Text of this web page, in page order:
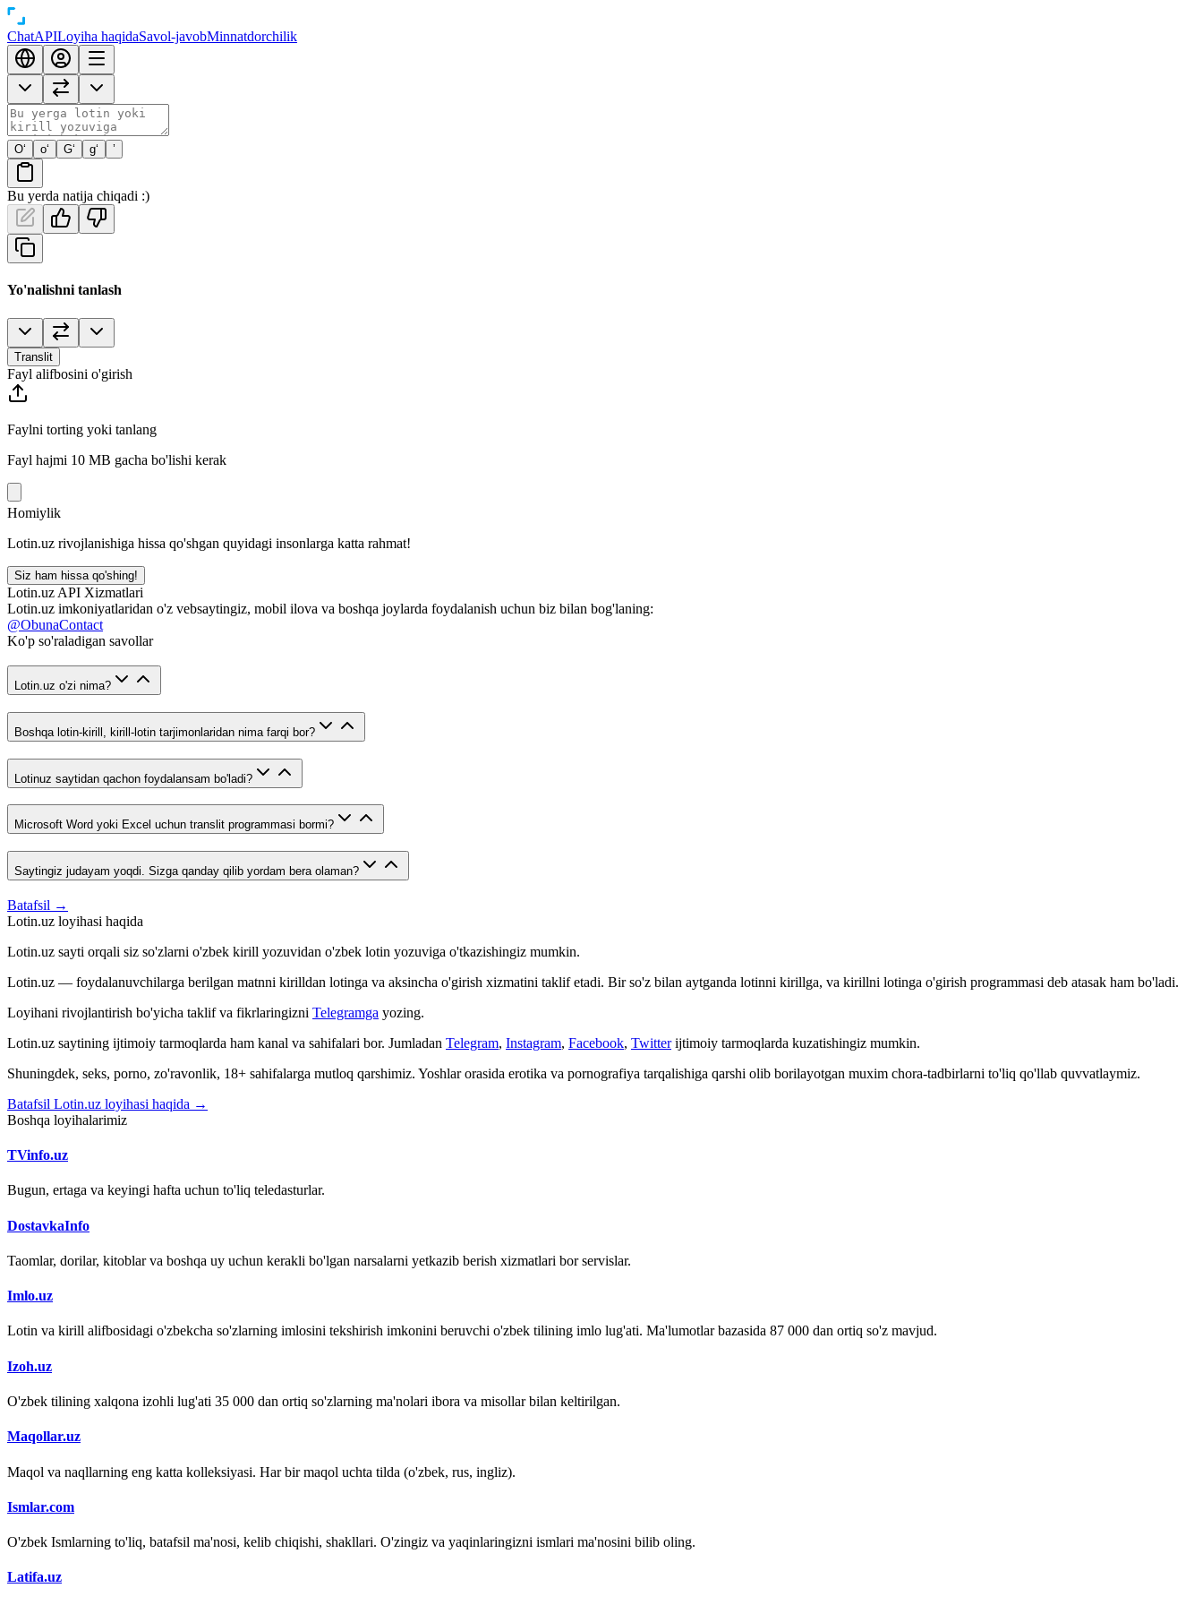
ChatAPILoyiha haqidaSavol-javobMinnatdorchilik
O‘ o‘ G‘ g‘ ’
Bu yerda natija chiqadi :)
Yo'nalishni tanlash
Translit
Fayl alifbosini o'girish
Faylni torting yoki tanlang
Fayl hajmi 10 MB gacha bo'lishi kerak
Homiylik
Lotin.uz rivojlanishiga hissa qo'shgan quyidagi insonlarga katta rahmat!
Siz ham hissa qo'shing!
Lotin.uz API Xizmatlari
Lotin.uz imkoniyatlaridan o'z vebsaytingiz, mobil ilova va boshqa joylarda foydalanish uchun biz bilan bog'laning:
@ObunaContact
Ko'p so'raladigan savollar
Lotin.uz o'zi nima?
Boshqa lotin-kirill, kirill-lotin tarjimonlaridan nima farqi bor?
Lotinuz saytidan qachon foydalansam bo'ladi?
Microsoft Word yoki Excel uchun translit programmasi bormi?
Saytingiz judayam yoqdi. Sizga qanday qilib yordam bera olaman?
Batafsil →
Lotin.uz loyihasi haqida
Lotin.uz sayti orqali siz so'zlarni o'zbek kirill yozuvidan o'zbek lotin yozuviga o'tkazishingiz mumkin.
Lotin.uz — foydalanuvchilarga berilgan matnni kirilldan lotinga va aksincha o'girish xizmatini taklif etadi. Bir so'z bilan aytganda lotinni kirillga, va kirillni lotinga o'girish programmasi deb atasak ham bo'ladi.
Loyihani rivojlantirish bo'yicha taklif va fikrlaringizni Telegramga yozing.
Lotin.uz saytining ijtimoiy tarmoqlarda ham kanal va sahifalari bor. Jumladan Telegram, Instagram, Facebook, Twitter ijtimoiy tarmoqlarda kuzatishingiz mumkin.
Shuningdek, seks, porno, zo'ravonlik, 18+ sahifalarga mutloq qarshimiz. Yoshlar orasida erotika va pornografiya tarqalishiga qarshi olib borilayotgan muxim chora-tadbirlarni to'liq qo'llab quvvatlaymiz.
Batafsil Lotin.uz loyihasi haqida →
Boshqa loyihalarimiz
TVinfo.uz
Bugun, ertaga va keyingi hafta uchun to'liq teledasturlar.
DostavkaInfo
Taomlar, dorilar, kitoblar va boshqa uy uchun kerakli bo'lgan narsalarni yetkazib berish xizmatlari bor servislar.
Imlo.uz
Lotin va kirill alifbosidagi o'zbekcha so'zlarning imlosini tekshirish imkonini beruvchi o'zbek tilining imlo lug'ati. Ma'lumotlar bazasida 87 000 dan ortiq so'z mavjud.
Izoh.uz
O'zbek tilining xalqona izohli lug'ati 35 000 dan ortiq so'zlarning ma'nolari ibora va misollar bilan keltirilgan.
Maqollar.uz
Maqol va naqllarning eng katta kolleksiyasi. Har bir maqol uchta tilda (o'zbek, rus, ingliz).
Ismlar.com
O'zbek Ismlarning to'liq, batafsil ma'nosi, kelib chiqishi, shakllari. O'zingiz va yaqinlaringizni ismlari ma'nosini bilib oling.
Latifa.uz